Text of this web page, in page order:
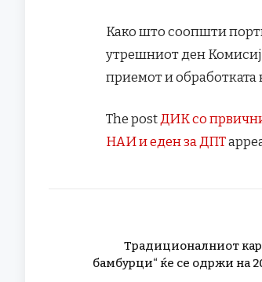
Како што соопшти
утрешниот ден
приемот и обработката
The post ДИК со
НАИ и еден за ДПТ
Традиционалниот
бамбурци“ ќе се одржи на